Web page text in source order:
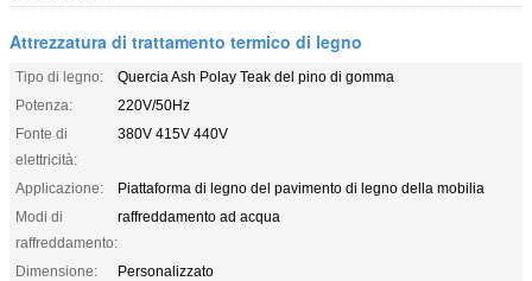
Attrezzatura di trattamento termico di legno
Tipo di legno:
Quercia Ash Polay Teak del pino di gomma
Potenza:
220V/50Hz
Fonte di
elettricità:
380V 415V 440V
Applicazione:
Piattaforma di legno del pavimento di legno della mobilia
Modi di
raffreddamento:
raffreddamento ad acqua
Dimensione:
Personalizzato